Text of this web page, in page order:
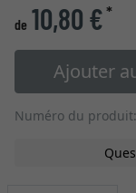
de 10,80 €*
Ajouter
Numéro du